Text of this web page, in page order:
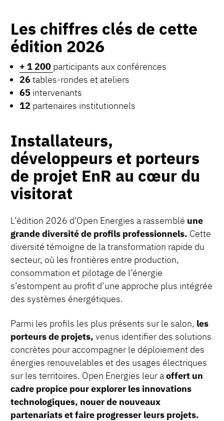
Les chiffres clés de cette
édition 2026
+ 1 200 participants aux conférences
26tables-rondes et ateliers
65 intervenants
12 partenaires institutionnels
Installateurs,
développeurs et porteurs
de projet EnR au cœur du
visitorat
L’édition 2026 d’Open Energies a rassemblé une
grande diversité de profils professionnels. Cette
diversité témoigne de la transformation rapide du
secteur, où les frontières entre production,
consommation et pilotage de l’énergie
s’estompent au profit d’une approche plus intégrée
des systèmes énergétiques.
Parmi les profils les plus présents sur le salon, les
porteurs de projets, venus identifier des solutions
concrètes pour accompagner le déploiement des
énergies renouvelables et des usages électriques
sur les territoires. Open Energies leur aoffert un
cadre propice pour explorer les innovations
technologiques, nouer de nouveaux
partenariats et faire progresser leurs projets.